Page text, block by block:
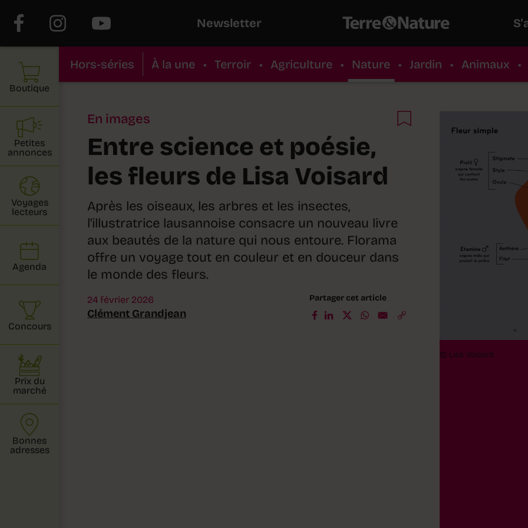
Newsletter
Hors-séries À la une • Terroir • Agriculture • Nature • Jardin • Animaux •
En images
Entre science et poésie,
les fleurs de Lisa Voisard
Après les oiseaux, les arbres et les insectes,
l'illustratrice lausannoise consacre un nouveau livre
aux beautés de la nature qui nous entoure. Florama
offre un voyage tout en couleur et en douceur dans
le monde des fleurs.
24 février 2026
Clément Grandjean
Partager cet article
© Lisa Voisard
Boutique
Petites
annonces
Voyages
lecteurs
Agenda
Concours
Prix du
marché
Bonnes
adresses